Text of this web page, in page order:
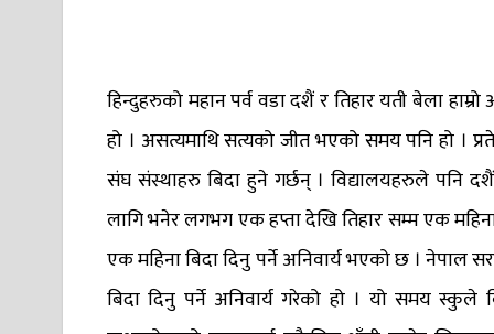
हिन्दुहरुको महान पर्व वडा दशैं र तिहार यती बेला
हो । असत्यमाथि सत्यको जीत भएको समय पनि हो ।
संघ संस्थाहरु बिदा हुने गर्छन् । विद्यालयहरुले पनि
लागि भनेर लगभग एक हप्ता देखि तिहार सम्म एक
एक महिना बिदा दिनु पर्ने अनिवार्य भएको छ ।
बिदा दिनु पर्ने अनिवार्य गरेको हो । यो समय स्कुले